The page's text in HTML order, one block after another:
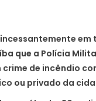
em
que a Polícia
de incêndio
ou privado da